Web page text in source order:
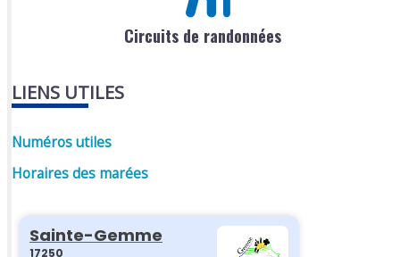
Circuits de randonnées
LIENS UTILES
Numéros utiles
Horaires des marées